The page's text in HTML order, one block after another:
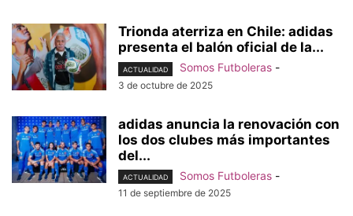
Trionda aterriza en Chile: adidas
presenta el balón oficial de la...
ACTUALIDAD Somos Futboleras -
3 de octubre de 2025
adidas anuncia la renovación con
los dos clubes más importantes
del...
ACTUALIDAD Somos Futboleras -
11 de septiembre de 2025